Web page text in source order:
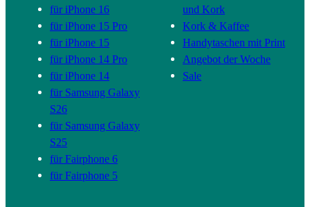
für iPhone 16
für iPhone 15 Pro
für iPhone 15
für iPhone 14 Pro
für iPhone 14
für Samsung Galaxy
S26
für Samsung Galaxy
S25
für Fairphone 6
für Fairphone 5
und Kork
Kork & Kaffee
Handytaschen mit Print
Angebot der Woche
Sale